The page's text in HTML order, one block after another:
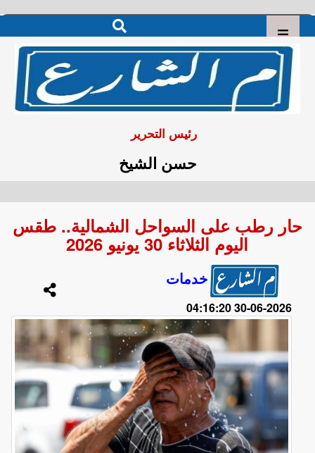
رئيس التحرير
حسن الشيخ
حار رطب على السواحل الشمالية.. طقس
اليوم الثلاثاء 30 يونيو 2026
خدمات
2026-06-30 04:16:20